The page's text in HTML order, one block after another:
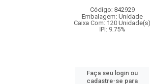
Código: 842929
Embalagem: Unidade
Caixa Com: 120 Unidade(s)
IPI: 9.75%
Faça seu login ou
cadastre-se para